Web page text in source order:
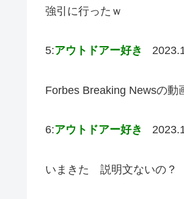
強引に行ったｗ
5:アウトドアー好き
Forbes Breaking Newsの動
6:アウトドアー好き
いまきた 説明文ないの？